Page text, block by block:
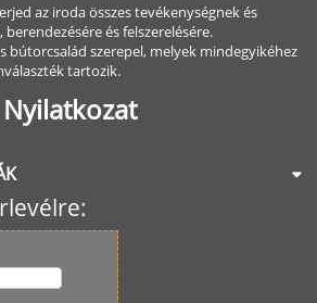
az iroda összes tevékenységnek és
és felszerelésére.
bútorcsalád szerepel, melyek mindegyikéhez
tartozik.